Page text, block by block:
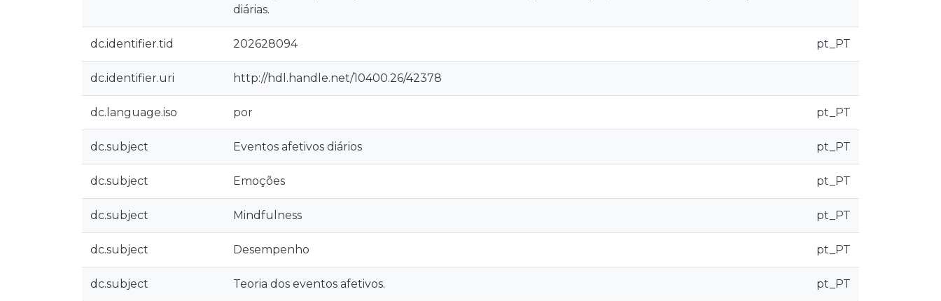
diárias.
dc.identifier.tid 202628094 pt_PT
dc.identifier.uri http://hdl.handle.net/10400.26/42378
dc.language.iso por pt_PT
dc.subject Eventos afetivos diários pt_PT
dc.subject Emoções pt_PT
dc.subject Mindfulness pt_PT
dc.subject Desempenho pt_PT
dc.subject Teoria dos eventos afetivos. pt_PT